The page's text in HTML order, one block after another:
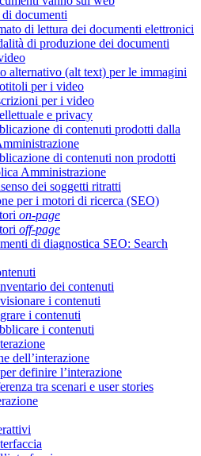
documenti
di lettura dei documenti elettronici
di produzione dei documenti
alternativo (alt text) per le immagini
per i video
per i video
e privacy
di contenuti prodotti dalla
di contenuti non prodotti
Amministrazione
dei soggetti ritratti
per i motori di ricerca (SEO)
on-page
off-page
di diagnostica SEO: Search
dei contenuti
i contenuti
i contenuti
i contenuti
dell’interazione
definire l’interazione
tra scenari e user stories